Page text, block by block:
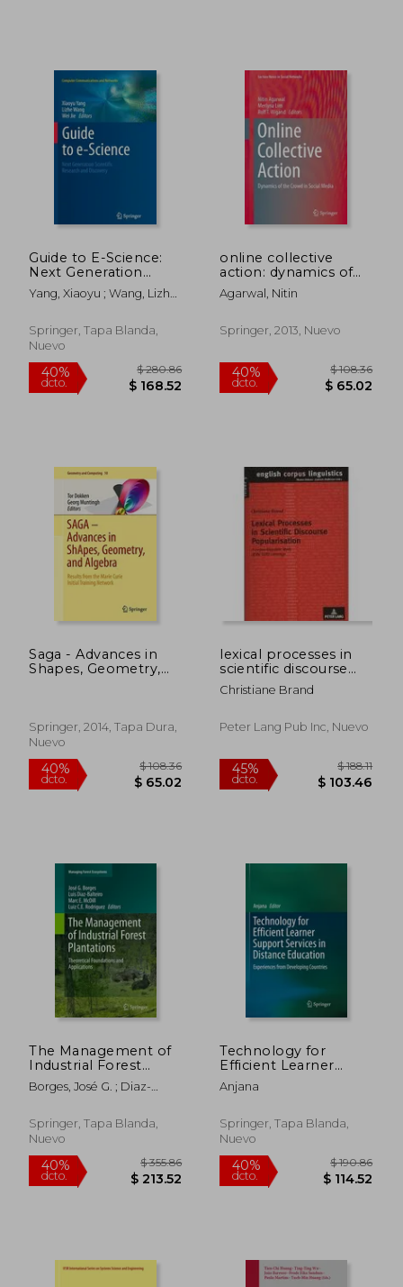
40%
dcto. $ 43.73
45%
dcto.
45%
dcto.
45%
dcto.
Guide to E-Science:
Next Generation
Scientific Research
and Discovery (en
Yang, Xiaoyu ; Wang, Lizhe
Springer, Tapa Blanda,
Nuevo
40%
dcto.
$ 280.86
$ 168.52
online collective
action: dynamics of
the crowd in social
media (en Inglés)
Agarwal, Nitin
Springer, 2013, Nuevo
dcto.
Saga - Advances in
Shapes, Geometry,
Network (Geometry
and Computing) (en
Springer, 2014, Tapa Dura,
Nuevo
lexical processes in
scientific discourse
popularisation,a
corpus-linguistic
coverage
Christiane Brand
Peter Lang Pub Inc, Nuevo
The Management of
Industrial Forest
Plantations:
Theoretical
Applications (en
Inglés)
Borges, José G. ; Diaz-
Marc E.
Springer, Tapa Blanda,
Nuevo
Technology for
Efficient Learner
Support Services in
Distance Education:
Developing Countries
(en Inglés)
Anjana
Springer, Tapa Blanda,
Nuevo